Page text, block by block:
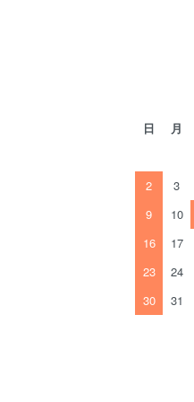
日 月
2
3
9
10
16
17
23
24
30
31